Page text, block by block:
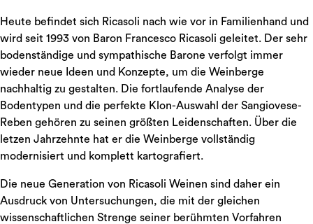
Heute befindet sich Ricasoli nach wie vor in Familienhand und
wird seit 1993 von Baron Francesco Ricasoli geleitet. Der sehr
bodenständige und sympathische Barone verfolgt immer
wieder neue Ideen und Konzepte, um die Weinberge
nachhaltig zu gestalten. Die fortlaufende Analyse der
Bodentypen und die perfekte Klon-Auswahl der Sangiovese-
Reben gehören zu seinen größten Leidenschaften. Über die
letzen Jahrzehnte hat er die Weinberge vollständig
modernisiert und komplett kartografiert.
Die neue Generation von Ricasoli Weinen sind daher ein
Ausdruck von Untersuchungen, die mit der gleichen
wissenschaftlichen Strenge seiner berühmten Vorfahren